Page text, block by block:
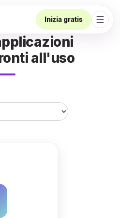
Inizia gratis
Apri
all'uso
della
QuintaDB.
turni,